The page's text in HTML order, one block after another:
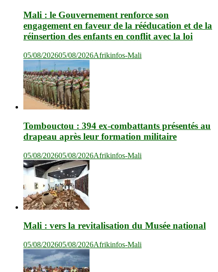
Mali : le Gouvernement renforce son
engagement en faveur de la rééducation et de la
réinsertion des enfants en conflit avec la loi
05/08/202605/08/2026Afrikinfos-Mali
Tombouctou : 394 ex-combattants présentés au
drapeau après leur formation militaire
05/08/202605/08/2026Afrikinfos-Mali
Mali : vers la revitalisation du Musée national
05/08/202605/08/2026Afrikinfos-Mali